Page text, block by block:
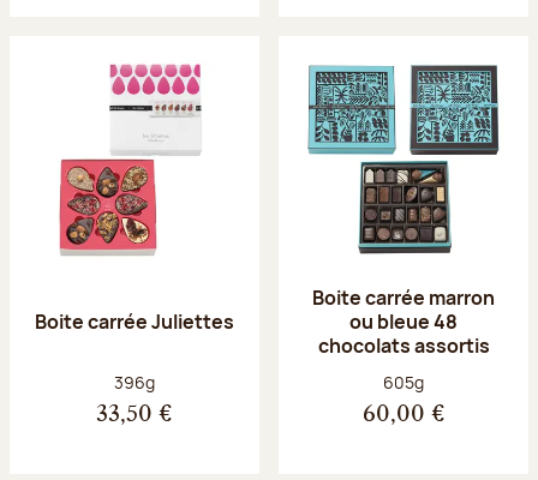
Boite carrée Juliettes
Poids net :
396g
33,50 €
Boite carrée marron
ou bleue 48
chocolats assortis
Poids net :
605g
60,00 €